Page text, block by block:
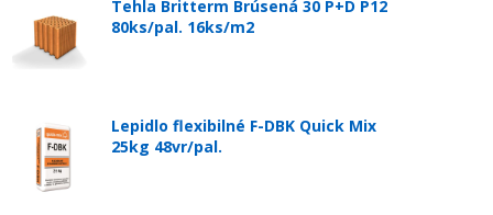
Tehla Britterm Brúsená 30 P+D P12
80ks/pal. 16ks/m2
Lepidlo flexibilné F-DBK Quick Mix
25kg 48vr/pal.